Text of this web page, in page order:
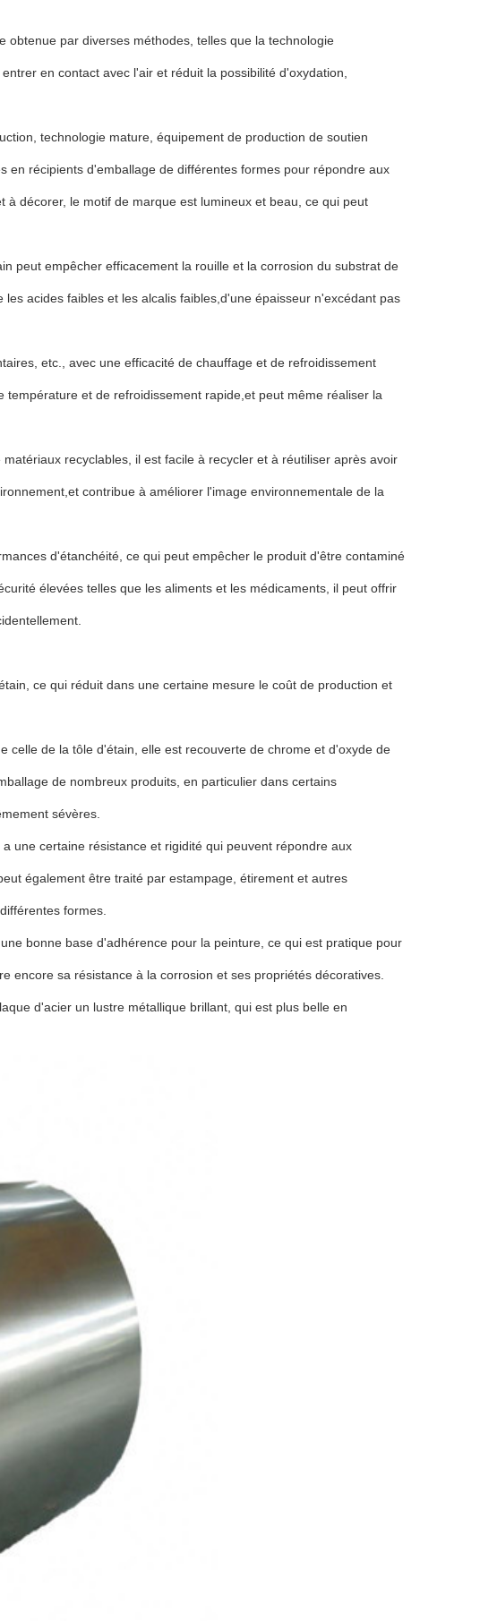
par diverses méthodes, telles que la technologie
en contact avec l'air et réduit la possibilité d'oxydation,
technologie mature, équipement de production de soutien
récipients d'emballage de différentes formes pour répondre aux
décorer, le motif de marque est lumineux et beau, ce qui peut
peut empêcher efficacement la rouille et la corrosion du substrat de
acides faibles et les alcalis faibles,d'une épaisseur n'excédant pas
etc., avec une efficacité de chauffage et de refroidissement
et de refroidissement rapide,et peut même réaliser la
recyclables, il est facile à recycler et à réutiliser après avoir
contribue à améliorer l'image environnementale de la
d'étanchéité, ce qui peut empêcher le produit d'être contaminé
élevées telles que les aliments et les médicaments, il peut offrir
ce qui réduit dans une certaine mesure le coût de production et
celle de la tôle d'étain, elle est recouverte de chrome et d'oxyde de
de nombreux produits, en particulier dans certains
sévères.
une certaine résistance et rigidité qui peuvent répondre aux
également être traité par estampage, étirement et autres
formes.
bonne base d'adhérence pour la peinture, ce qui est pratique pour
encore sa résistance à la corrosion et ses propriétés décoratives.
d'acier un lustre métallique brillant, qui est plus belle en